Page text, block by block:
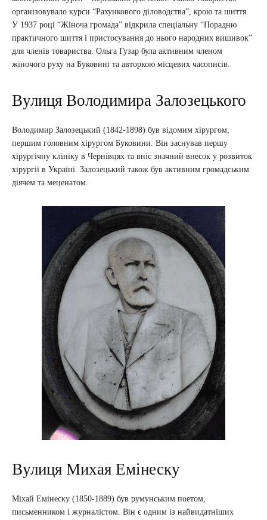
організовувало курси “Рахункового діловодства”, крою та шиття.
У 1937 році “Жіноча громада” відкрила спеціальну “Порадню
практичного шиття і пристосування до нього народних вишивок”
для членів товариства. Ольга Гузар була активним членом
жіночого руху на Буковині та авторкою місцевих часописів.
Вулиця Володимира Залозецького
Володимир Залозецький (1842-1898) був відомим хірургом,
першим головним хірургом Буковини. Він заснував першу
хірургічну клініку в Чернівцях та вніс значний внесок у розвиток
хірургії в Україні. Залозецький також був активним громадським
діячем та меценатом.
Вулиця Михая Емінеску
Міхай Емінеску (1850-1889) був румунським поетом,
письменником і журналістом. Він є одним із найвидатніших